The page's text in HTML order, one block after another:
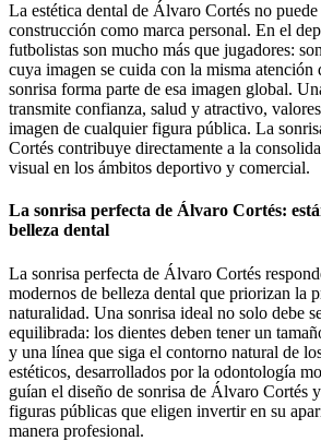
La estética dental de Álvaro Cortés no puede
construcción como marca personal. En el
futbolistas son mucho más que jugadores:
cuya imagen se cuida con la misma
sonrisa forma parte de esa imagen global.
transmite confianza, salud y atractivo,
imagen de cualquier figura pública. La
Cortés contribuye directamente a la
visual en los ámbitos deportivo y comercial.
La sonrisa perfecta de Álvaro Cortés:
belleza dental
La sonrisa perfecta de Álvaro Cortés
modernos de belleza dental que priorizan la
naturalidad. Una sonrisa ideal no solo debe
equilibrada: los dientes deben tener un
y una línea que siga el contorno natural de
estéticos, desarrollados por la odontología
guían el diseño de sonrisa de Álvaro Cortés
figuras públicas que eligen invertir en su
manera profesional.